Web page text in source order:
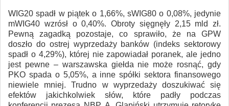
WIG20 spadł w piątek o 1,66%, sWIG80 o 0,08%, jedynie
mWIG40 wzrósł o 0,40%. Obroty sięgnęły 2,15 mld zł.
Pewną zagadką pozostaje, co sprawiło, że na GPW
doszło do ostrej wyprzedaży banków (indeks sektorowy
spadł o 4,29%), której nie zapowiadał poranek, ale jedno
jest pewne – warszawska giełda nie może rosnąć, gdy
PKO spada o 5,05%, a inne spółki sektora finansowego
niewiele mniej. Trudno w wyprzedaży doszukiwać się
efektów jakichkolwiek słów, które padły podczas